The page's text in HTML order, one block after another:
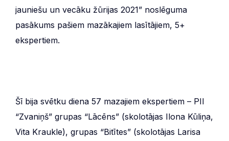
jauniešu un vecāku žūrijas 2021” noslēguma
pasākums pašiem mazākajiem lasītājiem, 5+
ekspertiem.
Šī bija svētku diena 57 mazajiem ekspertiem – PII
“Zvaniņš” grupas “Lācēns” (skolotājas Ilona Kūliņa,
Vita Kraukle), grupas “Bitītes” (skolotājas Larisa